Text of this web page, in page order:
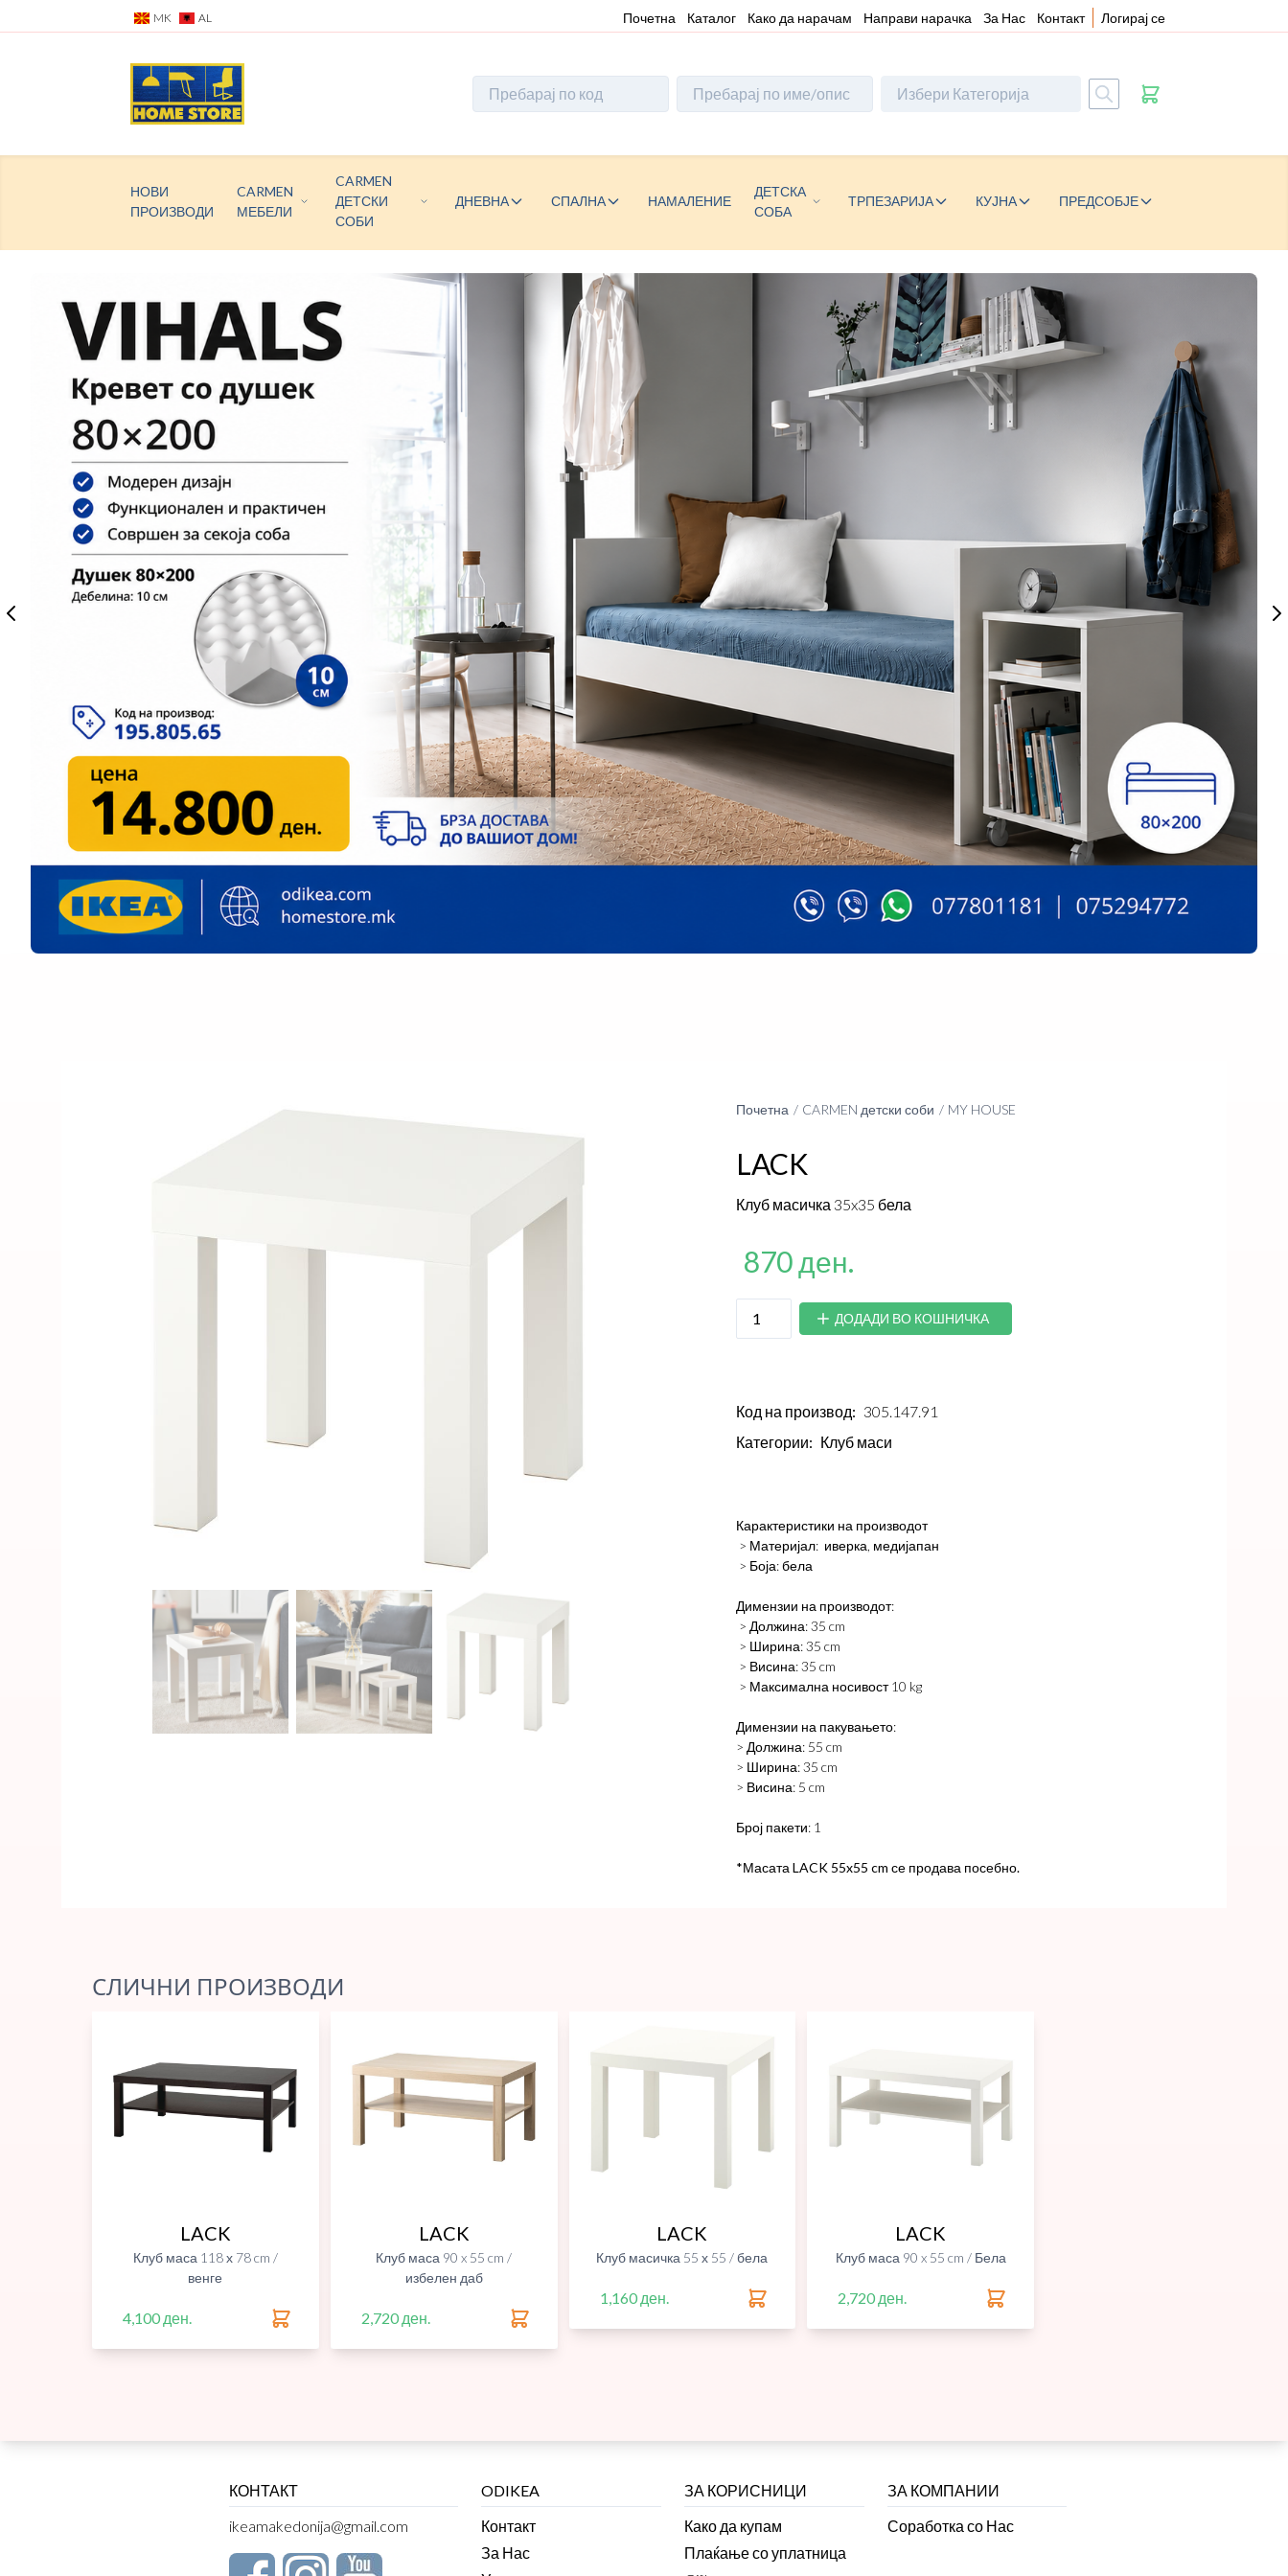
MK AL Почетна Каталог Како да нарачам Направи нарачка За Нас Контакт Логирај се
НОВИ
ПРОИЗВОДИ
CARMEN
МЕБЕЛИ
CARMEN
ДЕТСКИ
СОБИ
ДНЕВНА СПАЛНА НАМАЛЕНИЕ
ДЕТСКА
СОБА
ТРПЕЗАРИЈА КУЈНА ПРЕДСОБЈЕ
Почетна CARMEN детски соби MY HOUSE
LACK
Клуб масичка 35x35 бела
870 ден.
ДОДАДИ ВО КОШНИЧКА
Код на производ: 305.147.91
Категории: Клуб маси
Карактеристики на производот
> Материјал: иверка, медијапан
> Боја: бела
Димензии на производот:
> Должина: 35 cm
> Ширина: 35 cm
> Висина: 35 cm
> Максимална носивост 10 kg
Димензии на пакувањето:
> Должина: 55 cm
> Ширина: 35 cm
> Висина: 5 cm
Број пакети: 1
*Масата LACK 55x55 cm се продава посебно.
СЛИЧНИ ПРОИЗВОДИ
LACK
Клуб маса 118 х 78 cm /
венге
4,100 ден.
LACK
Клуб маса 90 x 55 cm /
избелен даб
2,720 ден.
LACK
Клуб масичка 55 х 55 / бела
1,160 ден.
LACK
Клуб маса 90 x 55 cm / Бела
2,720 ден.
КОНТАКТ
ikeamakedonija@gmail.com
ODIKEA
Контакт
За Нас
ЗА КОРИСНИЦИ
Како да купам
Плаќање со уплатница
ЗА КОМПАНИИ
Соработка со Нас